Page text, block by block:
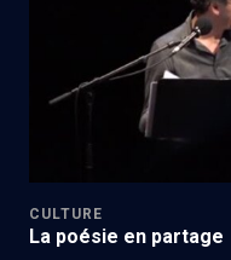
CULTURE
La poésie en partage